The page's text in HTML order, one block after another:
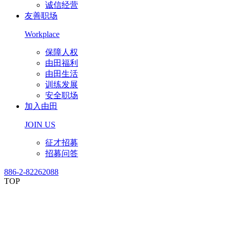
诚信经营
友善职场
Workplace
保障人权
由田福利
由田生活
训练发展
安全职场
加入由田
JOIN US
征才招募
招募问答
886-2-82262088
TOP